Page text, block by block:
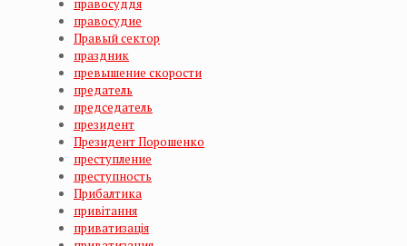
правосуддя
правосудие
Правый сектор
праздник
превышение скорости
предатель
председатель
президент
Президент Порошенко
преступление
преступность
Прибалтика
привітання
приватизація